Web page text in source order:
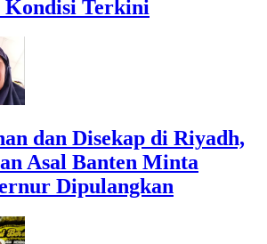
Kondisi Terkini
dan Disekap di Riyadh,
Asal Banten Minta
Dipulangkan